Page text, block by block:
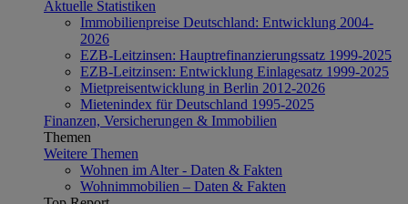
Aktuelle Statistiken
Immobilienpreise Deutschland: Entwicklung 2004-
2026
EZB-Leitzinsen: Hauptrefinanzierungssatz 1999-2025
EZB-Leitzinsen: Entwicklung Einlagesatz 1999-2025
Mietpreisentwicklung in Berlin 2012-2026
Mietenindex für Deutschland 1995-2025
Finanzen, Versicherungen & Immobilien
Themen
Weitere Themen
Wohnen im Alter - Daten & Fakten
Wohnimmobilien – Daten & Fakten